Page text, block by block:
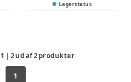
Lagerstatus
1 | 2ud af2 produkter
1